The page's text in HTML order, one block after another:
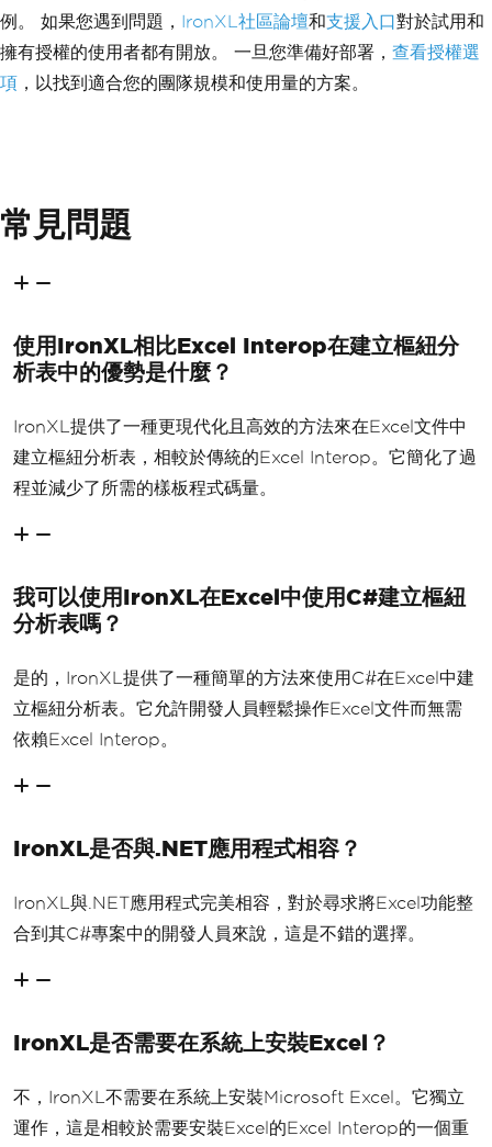
例。 如果您遇到問題， IronXL社區論壇和支援入口對於試用和
擁有授權的使用者都有開放。 一旦您準備好部署， 查看授權選
項 ，以找到適合您的團隊規模和使用量的方案。
常見問題
使用IronXL相比Excel Interop在建立樞紐分
析表中的優勢是什麼？
IronXL提供了一種更現代化且高效的方法來在Excel文件中
建立樞紐分析表，相較於傳統的Excel Interop。它簡化了過
程並減少了所需的樣板程式碼量。
我可以使用IronXL在Excel中使用C#建立樞紐
分析表嗎？
是的，IronXL提供了一種簡單的方法來使用C#在Excel中建
立樞紐分析表。它允許開發人員輕鬆操作Excel文件而無需
依賴Excel Interop。
IronXL是否與.NET應用程式相容？
IronXL與.NET應用程式完美相容，對於尋求將Excel功能整
合到其C#專案中的開發人員來說，這是不錯的選擇。
IronXL是否需要在系統上安裝Excel？
不，IronXL不需要在系統上安裝Microsoft Excel。它獨立
運作，這是相較於需要安裝Excel的Excel Interop的一個重